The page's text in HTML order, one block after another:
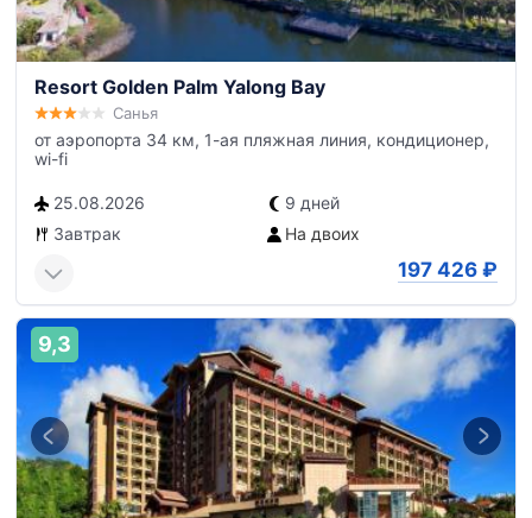
Resort Golden Palm Yalong Bay
Санья
от аэропорта 34 км, 1-ая пляжная линия, кондиционер,
wi-fi
25.08.2026
9 дней
Завтрак
На двоих
197 426 ₽
9,3